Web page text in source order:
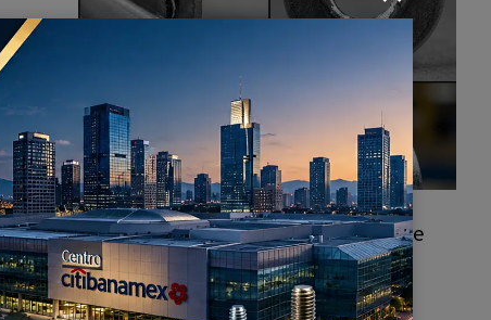
Häufige Fehler bei Stanzteilen: Wie
man sie vermeidet